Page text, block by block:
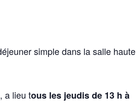
simple dans la salle haute
a lieu tous les jeudis de 13 h à